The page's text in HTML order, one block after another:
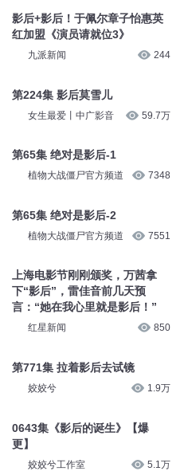
影后+影后！于佩尔章子怡惠英
红加盟《演员请就位3》
九派新闻 244
第224集 影后莫雪儿
女生最爱丨中广影音 59.7万
第65集 绝对是影后-1
植物大战僵尸官方频道 7348
第65集 绝对是影后-2
植物大战僵尸官方频道 7551
上海电影节刚刚颁奖，万茜拿
下“影后”，雷佳音前几天预
言：“她在我心里就是影后！”
红星新闻 850
第771集 拉着影后去试镜
姣姣兮 1.9万
0643集《影后的诞生》【爆
更】
姣姣兮工作室 5.1万